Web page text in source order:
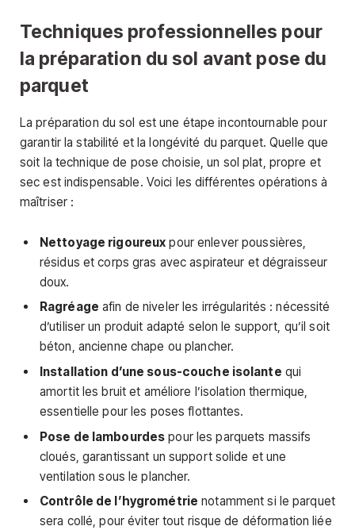
Techniques professionnelles pour
la préparation du sol avant pose du
parquet
La préparation du sol est une étape incontournable pour
garantir la stabilité et la longévité du parquet. Quelle que
soit la technique de pose choisie, un sol plat, propre et
sec est indispensable. Voici les différentes opérations à
maîtriser :
Nettoyage rigoureux pour enlever poussières,
résidus et corps gras avec aspirateur et dégraisseur
doux.
Ragréage afin de niveler les irrégularités : nécessité
d’utiliser un produit adapté selon le support, qu’il soit
béton, ancienne chape ou plancher.
Installation d’une sous-couche isolante qui
amortit les bruit et améliore l’isolation thermique,
essentielle pour les poses flottantes.
Pose de lambourdes pour les parquets massifs
cloués, garantissant un support solide et une
ventilation sous le plancher.
Contrôle de l’hygrométrie notamment si le parquet
sera collé, pour éviter tout risque de déformation liée